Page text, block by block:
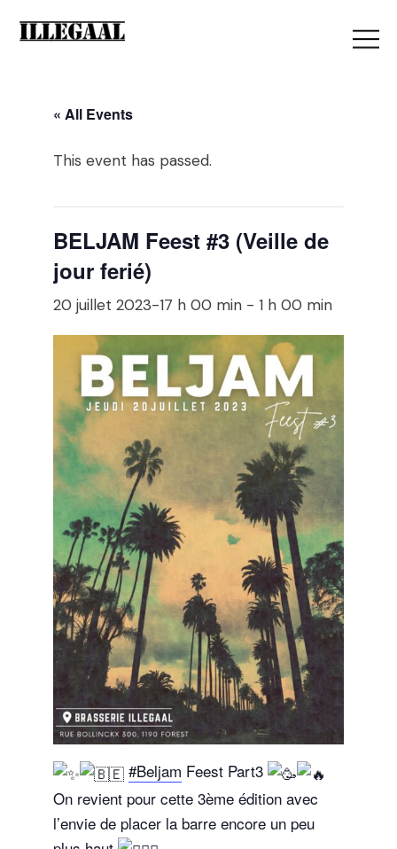
« All Events
This event has passed.
BELJAM Feest #3 (Veille de
jour ferié)
20 juillet 2023-17 h 00 min -1 h 00 min
#Beljam Feest Part3
On revient pour cette 3ème édition avec
l’envie de placer la barre encore un peu